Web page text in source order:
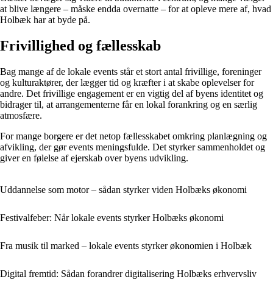
at blive længere – måske endda overnatte – for at opleve mere af, hvad
Holbæk har at byde på.
Frivillighed og fællesskab
Bag mange af de lokale events står et stort antal frivillige, foreninger
og kulturaktører, der lægger tid og kræfter i at skabe oplevelser for
andre. Det frivillige engagement er en vigtig del af byens identitet og
bidrager til, at arrangementerne får en lokal forankring og en særlig
atmosfære.
For mange borgere er det netop fællesskabet omkring planlægning og
afvikling, der gør events meningsfulde. Det styrker sammenholdet og
giver en følelse af ejerskab over byens udvikling.
Uddannelse som motor – sådan styrker viden Holbæks økonomi
Festivalfeber: Når lokale events styrker Holbæks økonomi
Fra musik til marked – lokale events styrker økonomien i Holbæk
Digital fremtid: Sådan forandrer digitalisering Holbæks erhvervsliv